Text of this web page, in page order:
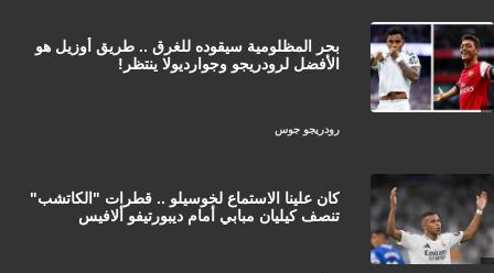
رودريجو جوس
بحر المظلومية سيقوده للغرق .. طريق أوزيل هو
الأفضل لرودريجو وجوارديولا ينتظر!
كان علينا الاستماع لخوسيلو .. قطرات "الكاتشب"
تنصف كيليان مبابي أمام ديبورتيفو ألافيس